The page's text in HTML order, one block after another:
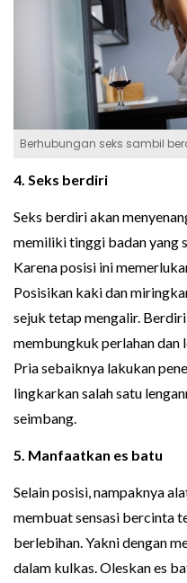
Berhubungan seks sambil
4. Seks berdiri
Seks berdiri akan
memiliki tinggi badan yang
Karena posisi ini
Posisikan kaki dan
sejuk tetap mengalir.
membungkuk perlahan
Pria sebaiknya lakukan
lingkarkan salah satu
seimbang.
5. Manfaatkan es batu
Selain posisi, nampaknya
membuat sensasi bercinta
berlebihan. Yakni dengan
dalam kulkas. Oleskan es